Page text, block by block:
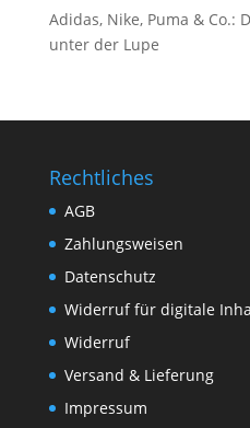
Adidas, Nike, Puma & Co.:
unter der Lupe
Rechtliches
AGB
Zahlungsweisen
Datenschutz
Widerruf für digitale
Widerruf
Versand & Lieferung
Impressum